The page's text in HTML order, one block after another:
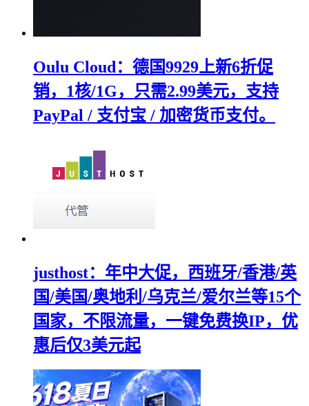
Oulu Cloud：德国9929上新6折促
销，1核/1G，只需2.99美元，支持
PayPal / 支付宝 / 加密货币支付。
justhost：年中大促，西班牙/香港/英
国/美国/奥地利/乌克兰/爱尔兰等15个
国家，不限流量，一键免费换IP，优
惠后仅3美元起